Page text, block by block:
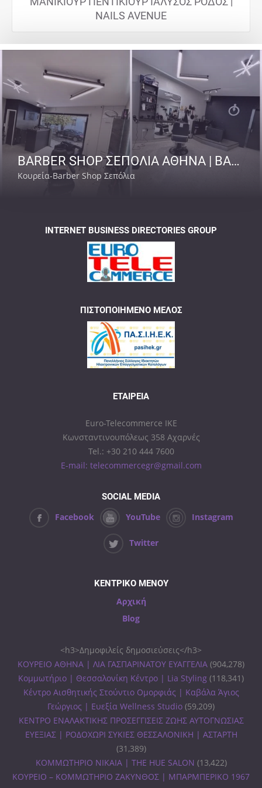
NAILS AVENUE
BARBER SHOP ΣΕΠΟΛΙΑ ΑΘΗΝΑ | BARBER SENPAI
Κουρεία-Barber Shop Σεπόλια
INTERNET BUSINESS DIRECTORIES GROUP
ΠΙΣΤΟΠΟΙΗΜΈΝΟ ΜΈΛΟΣ
ΕΤΑΙΡΕΊΑ
Euro-Telecommerce IKE
Κωνσταντινουπόλεως 358 Αχαρνές
Tel.: +30 210 444 7600
E-mail: telecommercegr@gmail.com
SOCIAL MEDIA
Facebook YouTube Instagram
Twitter
ΚΕΝΤΡΙΚΟ ΜΕΝΟΥ
Αρχική
Blog
<h3>Δημοφιλείς δημοσιεύσεις</h3>
ΚΟΥΡΕΙΟ ΑΘΗΝΑ | ΛΙΑ ΓΑΣΠΑΡΙΝΑΤΟΥ ΕΥΑΓΓΕΛΙΑ (904,278)
Κομμωτήριο | Θεσσαλονίκη Κέντρο | Lia Styling (118,341)
Κέντρο Αισθητικής Στούντιο Ομορφιάς | Καβάλα Άγιος
Γεώργιος | Ευεξία Wellness Studio (59,209)
ΚΕΝΤΡΟ ΕΝΑΛΑΚΤΙΚΗΣ ΠΡΟΣΕΓΓΙΣΕΙΣ ΖΩΗΣ ΑΥΤΟΓΝΩΣΙΑΣ
ΕΥΕΞΙΑΣ | ΡΟΔΟΧΩΡΙ ΣΥΚΙΕΣ ΘΕΣΣΑΛΟΝΙΚΗ | ΑΣΤΑΡΤΗ
(31,389)
ΚΟΜΜΩΤΗΡΙΟ ΝΙΚΑΙΑ | THE HUE SALON (13,422)
ΚΟΥΡΕΙΟ – ΚΟΜΜΩΤΗΡΙΟ ΖΑΚΥΝΘΟΣ | ΜΠΑΡΜΠΕΡΙΚΟ 1967